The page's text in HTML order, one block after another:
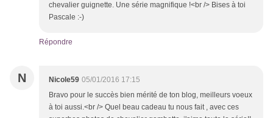
chevalier guignette. Une série magnifique !<br /> Bises à toi
Pascale :-)
Répondre
N Nicole59 05/01/2016 17:15
Bravo pour le succès bien mérité de ton blog, meilleurs voeux
à toi aussi.<br /> Quel beau cadeau tu nous fait , avec ces